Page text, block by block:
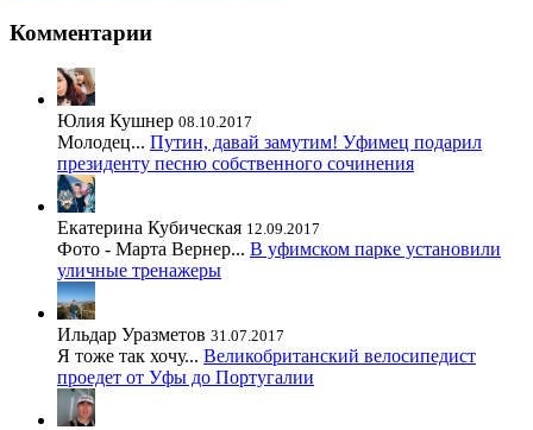
Комментарии
Юлия Кушнер 08.10.2017
Молодец... Путин, давай замутим! Уфимец подарил
президенту песню собственного сочинения
Екатерина Кубическая 12.09.2017
Фото - Марта Вернер... В уфимском парке установили
уличные тренажеры
Ильдар Уразметов 31.07.2017
Я тоже так хочу... Великобританский велосипедист
проедет от Уфы до Португалии